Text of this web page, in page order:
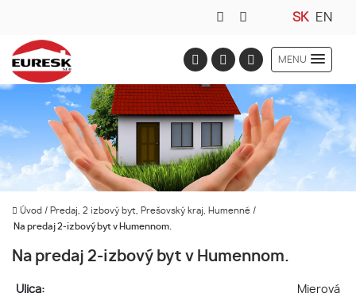
SK EN
MENU
Úvod / Predaj, 2 izbový byt, Prešovský kraj, Humenné /
Na predaj 2-izbový byt v Humennom.
Na predaj 2-izbový byt v Humennom.
Ulica:
Mierová